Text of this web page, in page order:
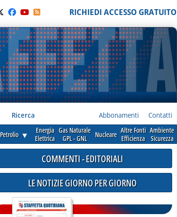
RICHIEDI ACCESSO GRATUITO
Ricerca Abbonamenti Contatti
Petrolio ▼
Energia
Elettrica
Gas Naturale
GPL - GNL
Nucleare Altre Fonti
Efficienza
Ambiente
Sicurezza
COMMENTI - EDITORIALI
LE NOTIZIE GIORNO PER GIORNO